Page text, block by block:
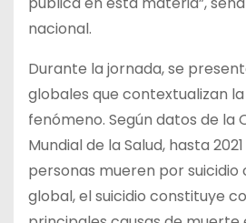
nacional.
Durante la jornada, se
globales que contextualizan
fenómeno. Según datos de la
Mundial de la Salud, hasta
personas mueren por suicidio
global, el suicidio constituye